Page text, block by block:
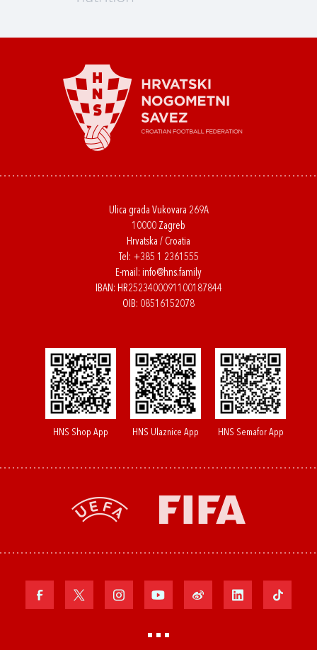
Ulica grada Vukovara 269A
10000 Zagreb
Hrvatska / Croatia
Tel: +385 1 2361555
E-mail: info@hns.family
IBAN: HR2523400091100187844
OIB: 08516152078
HNS Shop App HNS Ulaznice App HNS Semafor App